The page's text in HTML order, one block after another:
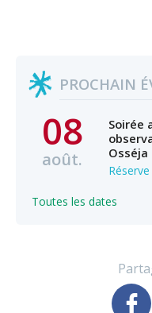
PROCHAIN
08
août.
Soirée
Osséja
Toutes les dates